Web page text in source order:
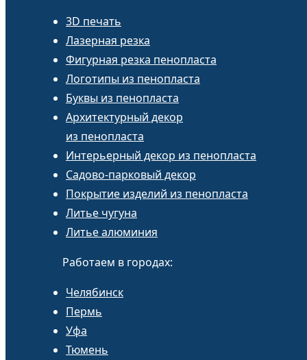
3D печать
Лазерная резка
Фигурная резка пенопласта
Логотипы из пенопласта
Буквы из пенопласта
Архитектурный декор
из пенопласта
Интерьерный декор из пенопласта
Садово-парковый декор
Покрытие изделий из пенопласта
Литье чугуна
Литье алюминия
Работаем в городах:
Челябинск
Пермь
Уфа
Тюмень